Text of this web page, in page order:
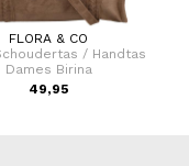
FLORA & CO
/ Handtas
Dames Birina
49,95